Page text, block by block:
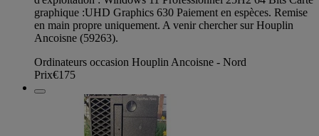
graphique :UHD Graphics 630 Paiement en espèces. Remise
en main propre uniquement. A venir chercher sur Houplin
Ancoisne (59263).
Ordinateurs occasion Houplin Ancoisne - Nord
Prix€175